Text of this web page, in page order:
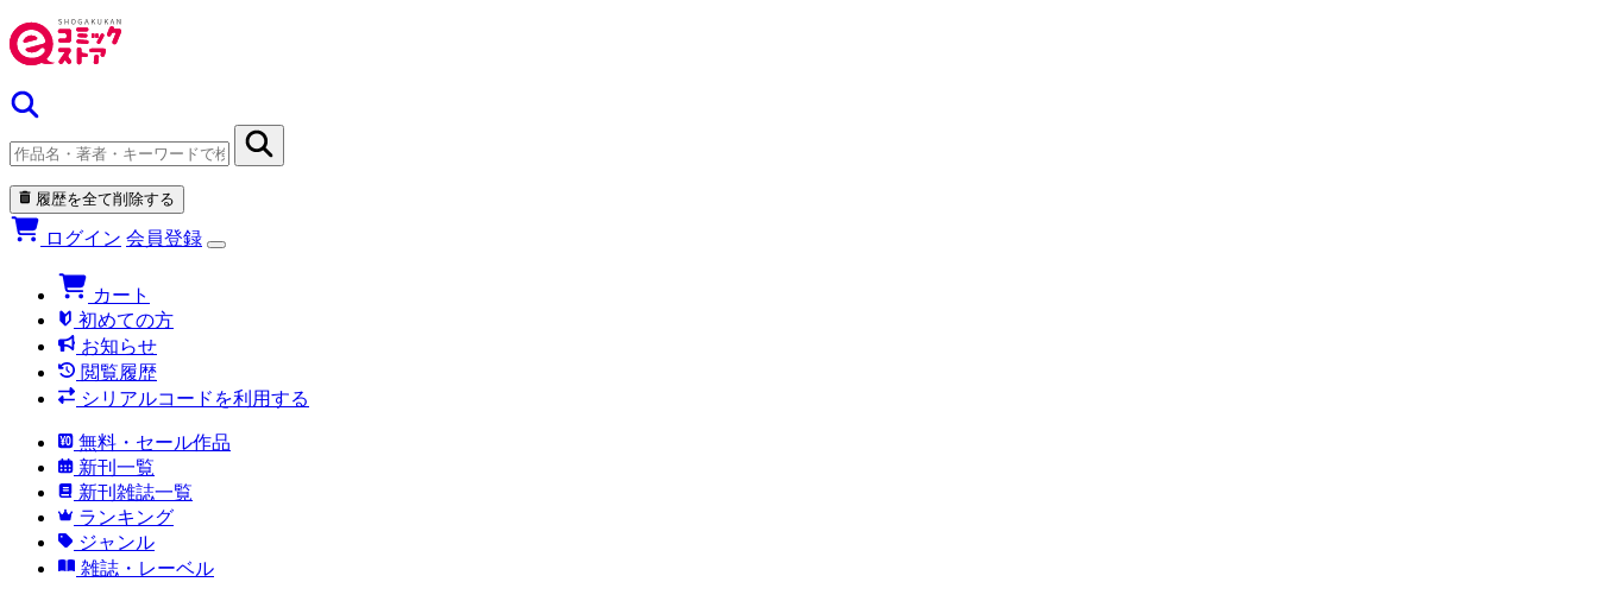
履歴を全て削除する
ログイン 会員登録
カート
初めての方
お知らせ
閲覧履歴
シリアルコードを利用する
無料・セール作品
新刊一覧
新刊雑誌一覧
ランキング
ジャンル
雑誌・レーベル